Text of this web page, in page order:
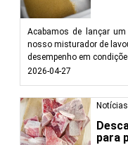
Acabamos de lançar
nosso misturador de
desempenho em
2026-04-27
Notícias
para